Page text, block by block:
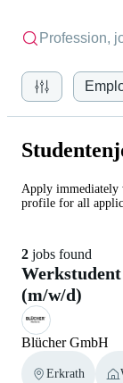
Apply immediately
profile for all
2 jobs found
(m/w/d)
Blücher GmbH
Erkrath